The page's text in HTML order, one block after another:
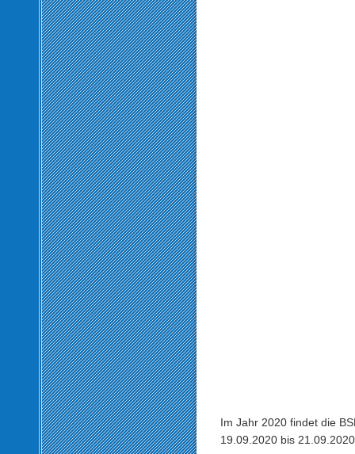
Im Jahr 2020 findet die
19.09.2020 bis